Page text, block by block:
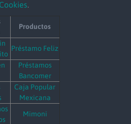
Cookies.
Productos
Préstamo Feliz
Préstamos
Bancomer
Caja Popular
Mexicana
Mimoni